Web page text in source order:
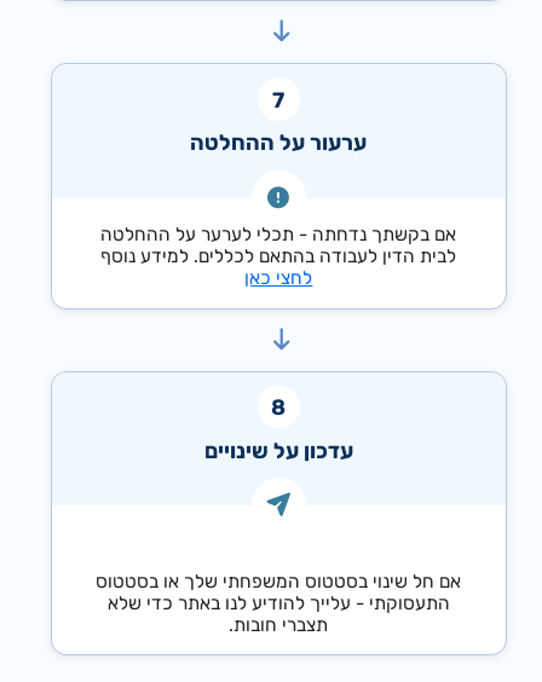
ערעור על ההחלטה
אם בקשתך נדחתה - תכלי לערער על ההחלטה
לבית הדין לעבודה בהתאם לכללים. למידע נוסף
לחצי כאן
עדכון על שינויים
אם חל שינוי בסטטוס המשפחתי שלך או בסטטוס
התעסוקתי - עלייך להודיע לנו באתר כדי שלא
תצברי חובות.